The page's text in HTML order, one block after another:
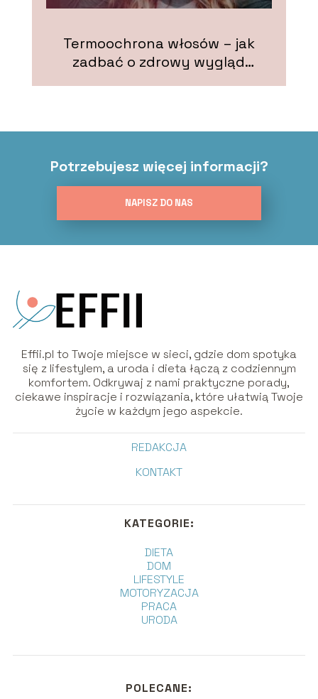
Termoochrona włosów – jak
zadbać o zdrowy wygląd
Potrzebujesz więcej informacji?
NAPISZ DO NAS
Effii.pl to Twoje miejsce w sieci, gdzie dom spotyka
się z lifestylem, a uroda i dieta łączą z codziennym
komfortem. Odkrywaj z nami praktyczne porady,
ciekawe inspiracje i rozwiązania, które ułatwią Twoje
życie w każdym jego aspekcie.
REDAKCJA
KONTAKT
KATEGORIE:
DIETA
DOM
LIFESTYLE
MOTORYZACJA
PRACA
URODA
POLECANE: